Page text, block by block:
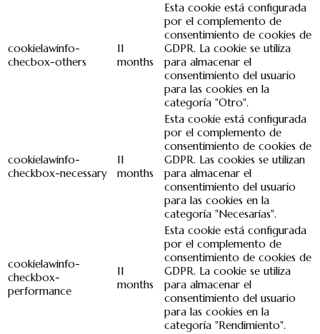
cookielawinfo-
checbox-others
11
months
Esta cookie está configurada
por el complemento de
consentimiento de cookies de
GDPR. La cookie se utiliza
para almacenar el
consentimiento del usuario
para las cookies en la
categoría "Otro".
cookielawinfo-
checkbox-necessary
11
months
Esta cookie está configurada
por el complemento de
consentimiento de cookies de
GDPR. Las cookies se utilizan
para almacenar el
consentimiento del usuario
para las cookies en la
categoría "Necesarias".
cookielawinfo-
checkbox-
performance
11
months
Esta cookie está configurada
por el complemento de
consentimiento de cookies de
GDPR. La cookie se utiliza
para almacenar el
consentimiento del usuario
para las cookies en la
categoría "Rendimiento".